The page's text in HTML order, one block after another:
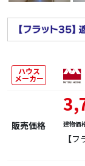
ハウス
メーカー
販売価格 建物価
【